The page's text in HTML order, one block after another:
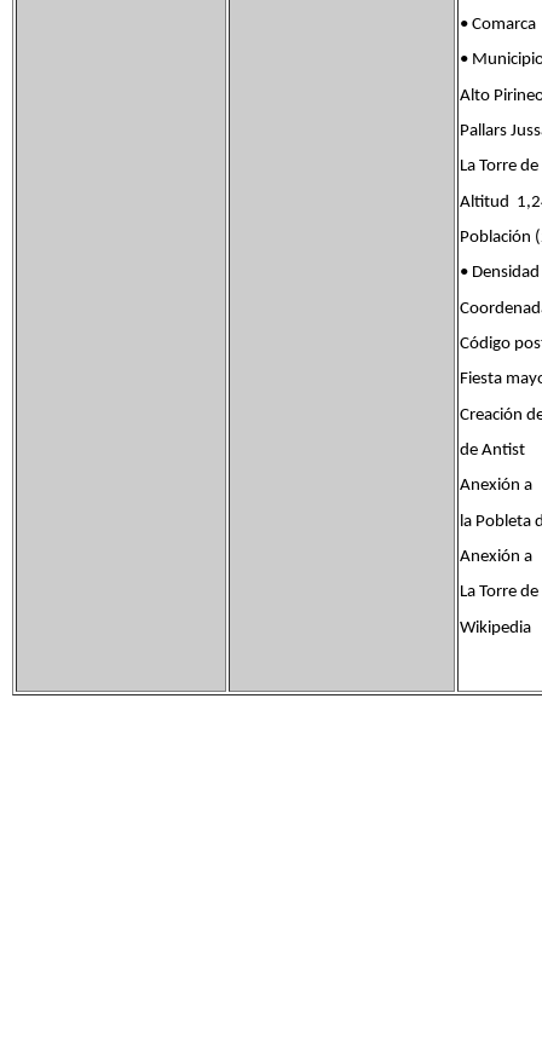
• Comarca
•
Alto
Pallars
La Torre
Altitud
Población
•
Código
Fiesta
Creación
de Antist
Anexión a
la
Anexión a
La Torre
Wikipedia